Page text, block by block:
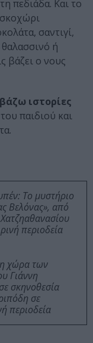
πεδιάδα. Και το
σαντιγί,
ή
βάζει ο νους
ιστορίες
παιδιού και
Το μυστήριο
Βελόνας», από
περιοδεία
χώρα των
Γιάννη
σκηνοθεσία
σε
περιοδεία